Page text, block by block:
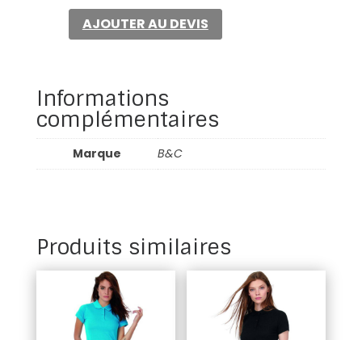
pocket
AJOUTER AU DEVIS
Informations
complémentaires
Marque B&C
Produits similaires